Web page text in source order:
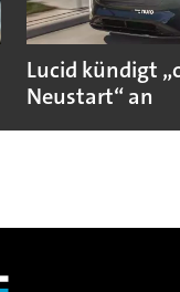
Lucid kündigt
Neustart“ an